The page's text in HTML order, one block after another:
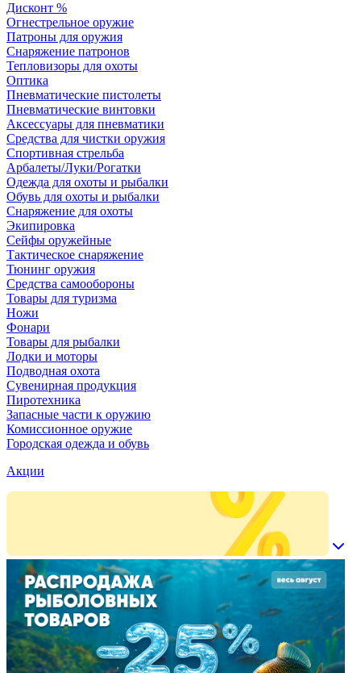
Дисконт %
Огнестрельное оружие
Патроны для оружия
Снаряжение патронов
Тепловизоры для охоты
Оптика
Пневматические пистолеты
Пневматические винтовки
Аксессуары для пневматики
Средства для чистки оружия
Спортивная стрельба
Арбалеты/Луки/Рогатки
Одежда для охоты и рыбалки
Обувь для охоты и рыбалки
Снаряжение для охоты
Экипировка
Сейфы оружейные
Тактическое снаряжение
Тюнинг оружия
Средства самообороны
Товары для туризма
Ножи
Фонари
Товары для рыбалки
Лодки и моторы
Подводная охота
Сувенирная продукция
Пиротехника
Запасные части к оружию
Комиссионное оружие
Городская одежда и обувь
Акции